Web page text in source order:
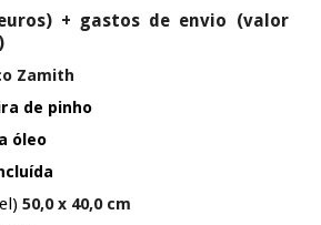
+ gastos de envio (valor
Zamith
de pinho
óleo
50,0 x 40,0 cm